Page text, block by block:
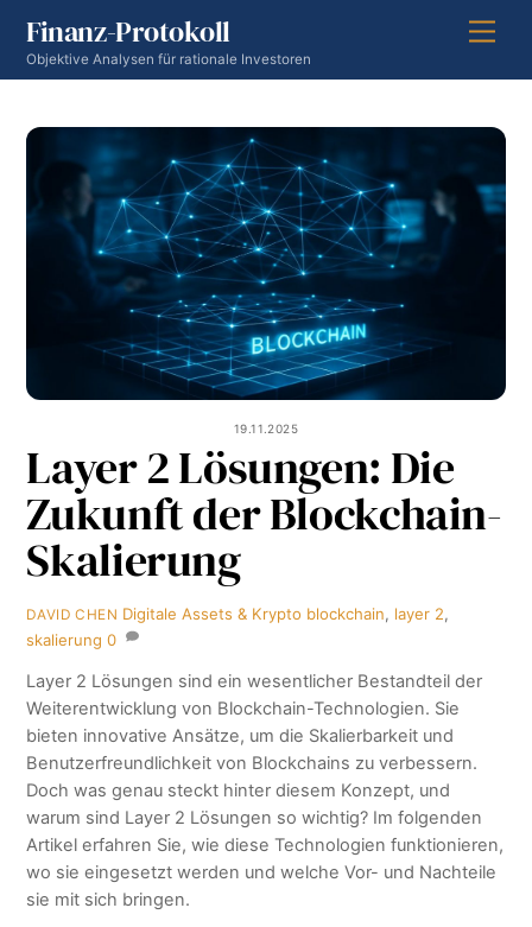
content
Finanz-Protokoll
Objektive Analysen für rationale Investoren
19.11.2025
Layer 2 Lösungen: Die
Zukunft der Blockchain-
Skalierung
DAVID CHEN Digitale Assets & Krypto blockchain, layer 2,
skalierung 0
Layer 2 Lösungen sind ein wesentlicher Bestandteil der
Weiterentwicklung von Blockchain-Technologien. Sie
bieten innovative Ansätze, um die Skalierbarkeit und
Benutzerfreundlichkeit von Blockchains zu verbessern.
Doch was genau steckt hinter diesem Konzept, und
warum sind Layer 2 Lösungen so wichtig? Im folgenden
Artikel erfahren Sie, wie diese Technologien funktionieren,
wo sie eingesetzt werden und welche Vor- und Nachteile
sie mit sich bringen.